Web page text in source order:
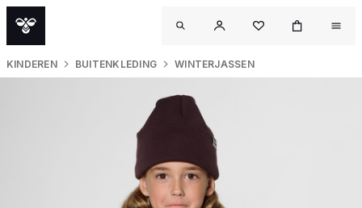
KINDEREN BUITENKLEDING WINTERJASSEN